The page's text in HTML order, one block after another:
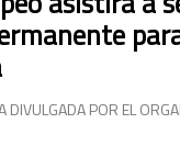
DIVULGADA POR EL